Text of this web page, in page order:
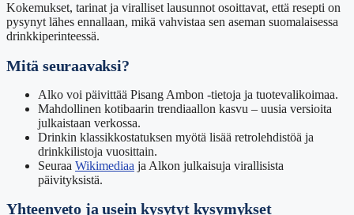
Kokemukset, tarinat ja viralliset lausunnot osoittavat, että resepti on
pysynyt lähes ennallaan, mikä vahvistaa sen aseman suomalaisessa
drinkkiperinteessä.
Mitä seuraavaksi?
Alko voi päivittää Pisang Ambon -tietoja ja tuotevalikoimaa.
Mahdollinen kotibaarin trendiaallon kasvu – uusia versioita
julkaistaan verkossa.
Drinkin klassikkostatuksen myötä lisää retrolehdistöä ja
drinkkilistoja vuosittain.
Seuraa Wikimediaa ja Alkon julkaisuja virallisista
päivityksistä.
Yhteenveto ja usein kysytyt kysymykset